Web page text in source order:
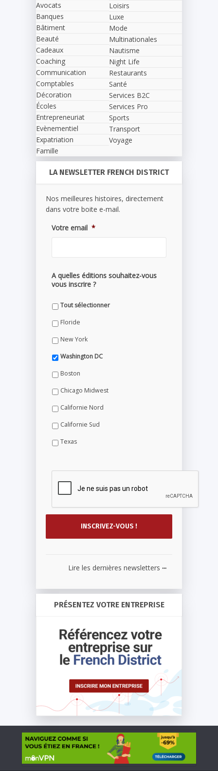
Avocats
Banques
Bâtiment
Beauté
Cadeaux
Coaching
Communication
Comptables
Décoration
Écoles
Entrepreneuriat
Evènementiel
Expatriation
Famille
Loisirs
Luxe
Mode
Multinationales
Nautisme
Night Life
Restaurants
Santé
Services B2C
Services Pro
Sports
Transport
Voyage
LA NEWSLETTER FRENCH DISTRICT
Nos meilleures histoires, directement
dans votre boite e-mail.
Votre email *
A quelles éditions souhaitez-vous
vous inscrire ?
Tout sélectionner
Floride
New York
Washington DC
Boston
Chicago Midwest
Californie Nord
Californie Sud
Texas
Lire les dernières newsletters ...
PRÉSENTEZ VOTRE ENTREPRISE